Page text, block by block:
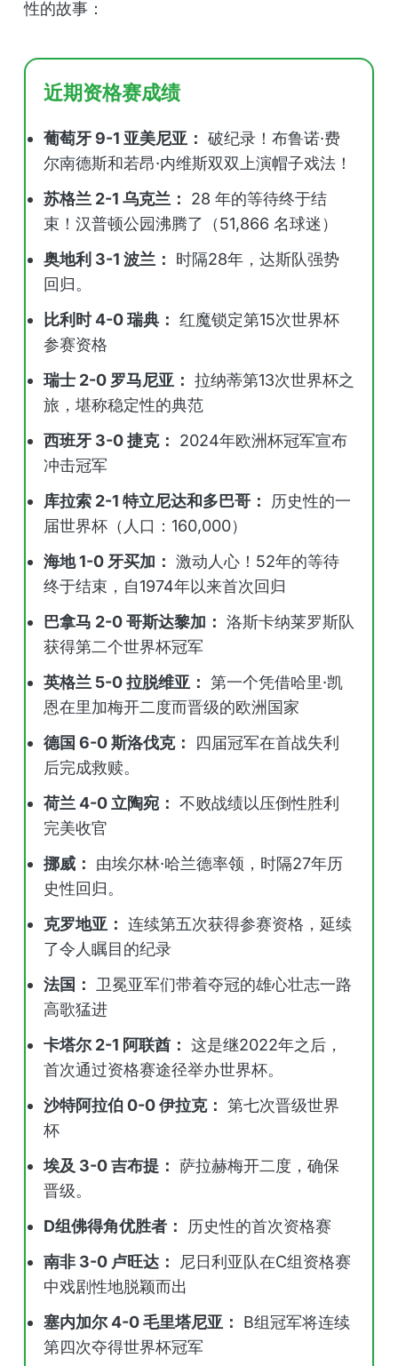
性的故事：
近期资格赛成绩
葡萄牙 9-1 亚美尼亚： 破纪录！布鲁诺·费
尔南德斯和若昂·内维斯双双上演帽子戏法！
苏格兰 2-1 乌克兰：
28 年的等待终于结
束！汉普顿公园沸腾了（51,866 名球迷）
奥地利 3-1 波兰：
时隔28年，达斯队强势
回归。
比利时 4-0 瑞典： 红魔锁定第15次世界杯
参赛资格
瑞士 2-0 罗马尼亚： 拉纳蒂第13次世界杯之
旅，堪称稳定性的典范
西班牙 3-0 捷克：
2024年欧洲杯冠军宣布
冲击冠军
库拉索 2-1 特立尼达和多巴哥：
历史性的一
届世界杯（人口：160,000）
海地 1-0 牙买加： 激动人心！52年的等待
终于结束，自1974年以来首次回归
巴拿马 2-0 哥斯达黎加： 洛斯卡纳莱罗斯队
获得第二个世界杯冠军
英格兰 5-0 拉脱维亚： 第一个凭借哈里·凯
恩在里加梅开二度而晋级的欧洲国家
德国 6-0 斯洛伐克：
四届冠军在首战失利
后完成救赎。
荷兰 4-0 立陶宛： 不败战绩以压倒性胜利
完美收官
挪威：
由埃尔林·哈兰德率领，时隔27年历
史性回归。
克罗地亚： 连续第五次获得参赛资格，延续
了令人瞩目的纪录
法国：
卫冕亚军们带着夺冠的雄心壮志一路
高歌猛进
卡塔尔 2-1 阿联酋： 这是继2022年之后，
首次通过资格赛途径举办世界杯。
沙特阿拉伯 0-0 伊拉克： 第七次晋级世界
杯
埃及 3-0 吉布提： 萨拉赫梅开二度，确保
晋级。
D组佛得角优胜者：
历史性的首次资格赛
南非 3-0 卢旺达：
尼日利亚队在C组资格赛
中戏剧性地脱颖而出
塞内加尔 4-0 毛里塔尼亚：
B组冠军将连续
第四次夺得世界杯冠军